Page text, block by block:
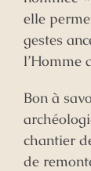
elle
gestes
l’Homme
Bon à
chantier
de